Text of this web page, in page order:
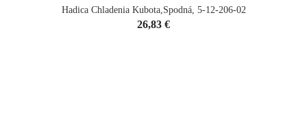
Hadica Chladenia Kubota,spodná, 5-12-206-02
Cena
26,83 €